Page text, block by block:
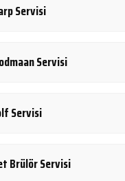
Servisi
Servisi
Servisi
Brülör Servisi